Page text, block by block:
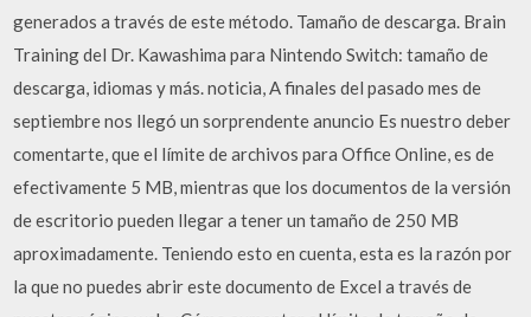
generados a través de este método. Tamaño de descarga. Brain
Training del Dr. Kawashima para Nintendo Switch: tamaño de
descarga, idiomas y más. noticia, A finales del pasado mes de
septiembre nos llegó un sorprendente anuncio Es nuestro deber
comentarte, que el límite de archivos para Office Online, es de
efectivamente 5 MB, mientras que los documentos de la versión
de escritorio pueden llegar a tener un tamaño de 250 MB
aproximadamente. Teniendo esto en cuenta, esta es la razón por
la que no puedes abrir este documento de Excel a través de